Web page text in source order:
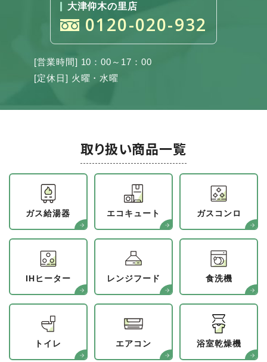
大津仰木の里店
0120-020-932
[営業時間] 10：00～17：00
[定休日] 火曜・水曜
取り扱い商品一覧
ガス給湯器 エコキュート ガスコンロ
IHヒーター レンジフード 食洗機
トイレ エアコン 浴室乾燥機